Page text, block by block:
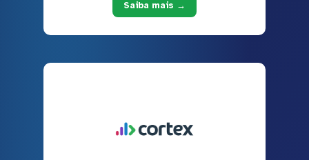
Saiba mais →